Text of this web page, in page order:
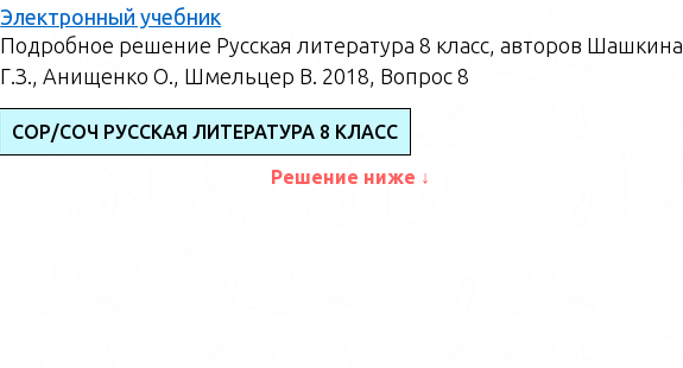
Электронный учебник
Подробное решение Русская литература 8 класс, авторов Шашкина
Г.З., Анищенко О., Шмельцер В. 2018, Вопрос 8
СОР/СОЧ РУССКАЯ ЛИТЕРАТУРА 8 КЛАСС
Решение ниже ↓